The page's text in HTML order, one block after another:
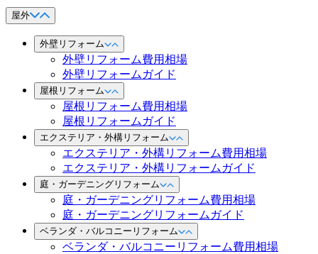
屋外
外壁リフォーム
外壁リフォーム費用相場
外壁リフォームガイド
屋根リフォーム
屋根リフォーム費用相場
屋根リフォームガイド
エクステリア・外構リフォーム
エクステリア・外構リフォーム費用相場
エクステリア・外構リフォームガイド
庭・ガーデニングリフォーム
庭・ガーデニングリフォーム費用相場
庭・ガーデニングリフォームガイド
ベランダ・バルコニーリフォーム
ベランダ・バルコニーリフォーム費用相場